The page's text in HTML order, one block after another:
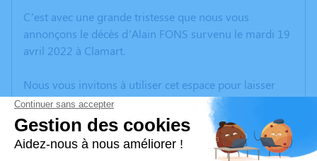
C’est avec une grande tristesse que nous vous
annonçons le décès d’Alain FONS survenu le mardi 19
avril 2022 à Clamart.
Nous vous invitons à utiliser cet espace pour laisser
vos condoléances, partager des photos souvenirs, une
anecdote ou exprimer vos pensées à travers des
poèmes ou des textes. Cet endroit est un lieu
d'expression dédié à honorer la mémoire d’Alain